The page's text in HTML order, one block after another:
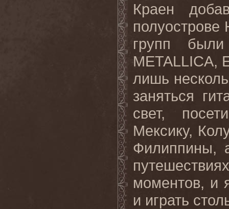
Краен
групп
METALLICA,
лишь
заняться
свет,
Мексику,
Филиппины,
моментов, и
и играть